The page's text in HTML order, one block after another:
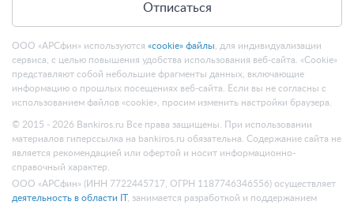
Отписаться
ООО «АРСфин» используются «cookie» файлы , для индивидуализации
сервиса, с целью повышения удобства использования веб-сайта. «Cookie»
представляют собой небольшие фрагменты данных, включающие
информацию о прошлых посещениях веб-сайта. Если вы не согласны с
использованием файлов «cookie», просим изменить настройки браузера.
© 2015 - 2026 Bankiros.ru Все права защищены. При использовании
материалов гиперссылка на bankiros.ru обязательна. Содержание сайта не
является рекомендацией или офертой и носит информационно-
справочный характер.
ООО «АРСфин» (ИНН 7722445717, ОГРН 1187746346556) осуществляет
деятельность в области IT, занимается разработкой и поддержанием